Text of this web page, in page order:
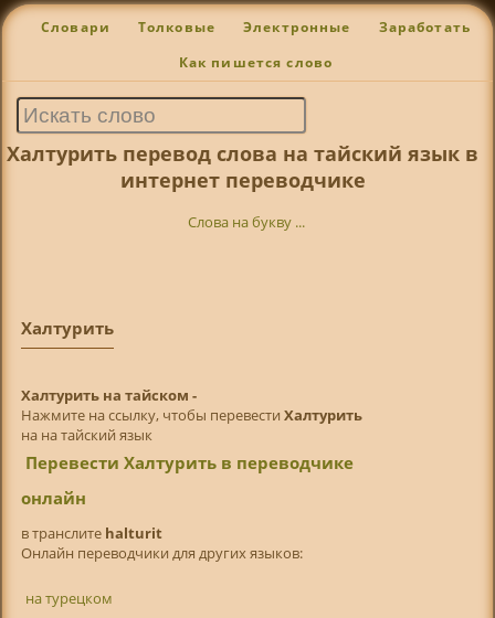
Словари Толковые Электронные Заработать
Как пишется слово
Халтурить перевод слова на тайский язык в
интернет переводчике
Слова на букву ...
Халтурить
Халтурить на тайском -
Нажмите на ссылку, чтобы перевести Халтурить
на на тайский язык
Перевести Халтурить в переводчике
онлайн
в транслитe halturit
Онлайн переводчики для других языков:
на турецком